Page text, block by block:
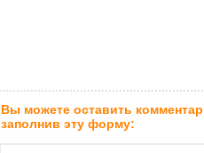
Вы можете оставить
заполнив эту форму: